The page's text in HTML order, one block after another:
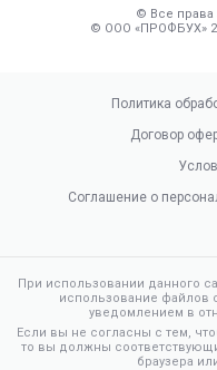
© Все
© ООО «ПРОФБУХ»
Политика
Договор
Соглашение о
При использовании данного
использование файлов
уведомлением в
Если вы не согласны с тем,
то вы должны
браузера